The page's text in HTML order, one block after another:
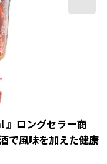
』ロングセラー商
で風味を加えた健康